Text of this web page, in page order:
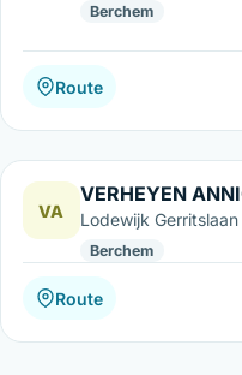
Berchem
Route
VA
VERHEYEN
Lodewijk
Berchem
Route